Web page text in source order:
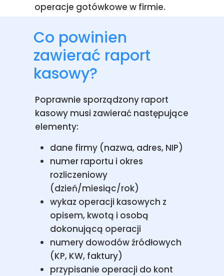
operacje gotówkowe w firmie.
Co powinien
zawierać raport
kasowy?
Poprawnie sporządzony raport
kasowy musi zawierać następujące
elementy:
dane firmy (nazwa, adres, NIP)
numer raportu i okres
rozliczeniowy
(dzień/miesiąc/rok)
wykaz operacji kasowych z
opisem, kwotą i osobą
dokonującą operacji
numery dowodów źródłowych
(KP, KW, faktury)
przypisanie operacji do kont